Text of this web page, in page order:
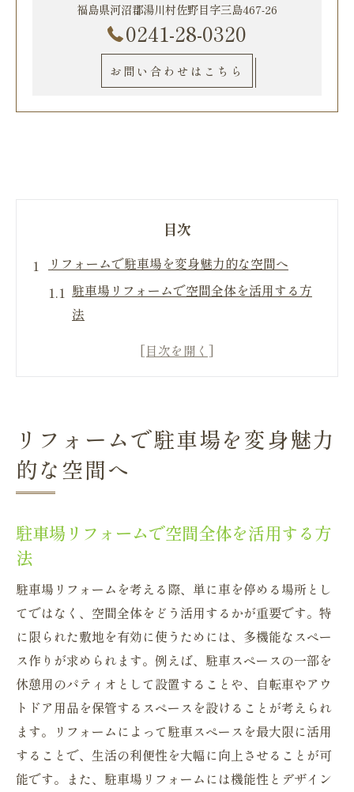
福島県河沼郡湯川村佐野目字三島467-26
0241-28-0320
お問い合わせはこちら
目次
リフォームで駐車場を変身魅力的な空間へ
駐車場リフォームで空間全体を活用する方
法
美しい駐車場デザインのためのアイデア
安全を考慮した駐車場リフォームのポイン
ト
快適生活の鍵駐車場リフォームの重要性
善
家族全員が使いやすい駐車場リフォームの
秘訣
長期的な視点で考える駐車場リフォーム
駐車場を快適にするためのリフォーム戦略
駐車場リフォームで省エネを実現する方法
生活動線を考慮した駐車場リフォームの工
夫
リフォームで駐車場を変身魅力
的な空間へ
駐車場リフォームで空間全体を活用する方
法
駐車場リフォームを考える際、単に車を停める場所とし
てではなく、空間全体をどう活用するかが重要です。特
に限られた敷地を有効に使うためには、多機能なスペー
ス作りが求められます。例えば、駐車スペースの一部を
休憩用のパティオとして設置することや、自転車やアウ
トドア用品を保管するスペースを設けることが考えられ
ます。リフォームによって駐車スペースを最大限に活用
することで、生活の利便性を大幅に向上させることが可
能です。また、駐車場リフォームには機能性とデザイン